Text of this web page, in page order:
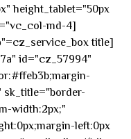
id="cz_57994"
sk_title="border-
width:2px;"